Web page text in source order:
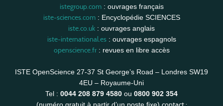
istegroup.com: ouvrages français
iste-sciences.com: Encyclopédie SCIENCES
iste.co.uk : ouvrages anglais
iste-international.es: ouvrages espagnols
openscience.fr: revues en libre accès
ISTE OpenScience 27-37 St George’s Road – Londres SW19
4EU – Royaume-Uni
Tel : 0044 208 879 4580 ou 0800 902 354